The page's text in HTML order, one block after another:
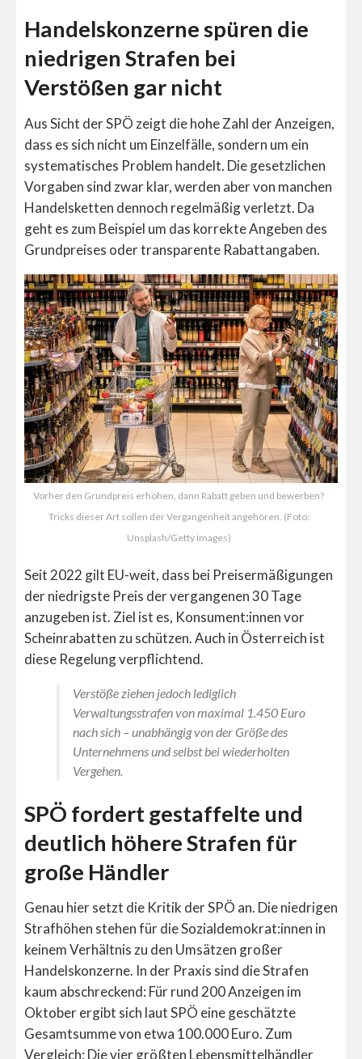
Handelskonzerne spüren die
niedrigen Strafen bei
Verstößen gar nicht
Aus Sicht der SPÖ zeigt die hohe Zahl der Anzeigen,
dass es sich nicht um Einzelfälle, sondern um ein
systematisches Problem handelt. Die gesetzlichen
Vorgaben sind zwar klar, werden aber von manchen
Handelsketten dennoch regelmäßig verletzt. Da
geht es zum Beispiel um das korrekte Angeben des
Grundpreises oder transparente Rabattangaben.
Vorher den Grundpreis erhöhen, dann Rabatt geben und bewerben?
Tricks dieser Art sollen der Vergangenheit angehören. (Foto:
Unsplash/Getty images)
Seit 2022 gilt EU-weit, dass bei Preisermäßigungen
der niedrigste Preis der vergangenen 30 Tage
anzugeben ist. Ziel ist es, Konsument:innen vor
Scheinrabatten zu schützen. Auch in Österreich ist
diese Regelung verpflichtend.
Verstöße ziehen jedoch lediglich
Verwaltungsstrafen von maximal 1.450 Euro
nach sich – unabhängig von der Größe des
Unternehmens und selbst bei wiederholten
Vergehen.
SPÖ fordert gestaffelte und
deutlich höhere Strafen für
große Händler
Genau hier setzt die Kritik der SPÖ an. Die niedrigen
Strafhöhen stehen für die Sozialdemokrat:innen in
keinem Verhältnis zu den Umsätzen großer
Handelskonzerne. In der Praxis sind die Strafen
kaum abschreckend: Für rund 200 Anzeigen im
Oktober ergibt sich laut SPÖ eine geschätzte
Gesamtsumme von etwa 100.000 Euro. Zum
Vergleich: Die vier größten Lebensmittelhändler